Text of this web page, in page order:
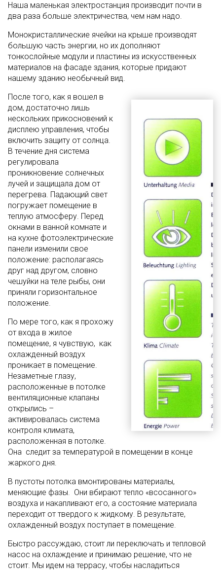
Наша маленькая электростанция производит почти в
два раза больше электричества, чем нам надо.
Монокристаллические ячейки на крыше производят
большую часть энергии, но их дополняют
тонкослойные модули и пластины из искусственных
материалов на фасаде здания, которые придают
нашему зданию необычный вид.
После того, как я вошел в
дом, достаточно лишь
нескольких прикосновений к
дисплею управления, чтобы
включить защиту от солнца.
В течение дня система
регулировала
проникновение солнечных
лучей и защищала дом от
перегрева. Падающий свет
погружает помещение в
теплую атмосферу. Перед
окнами в ванной комнате и
на кухне фотоэлектрические
панели изменили свое
положение: располагаясь
друг над другом, словно
чешуйки на теле рыбы, они
приняли горизонтальное
положение.
По мере того, как я прохожу
от входа в жилое
помещение, я чувствую, как
охлажденный воздух
проникает в помещение.
Незаметные глазу,
расположенные в потолке
вентиляционные клапаны
открылись –
активировалась система
контроля климата,
расположенная в потолке.
Она следит за температурой в помещении в конце
жаркого дня.
В пустоты потолка вмонтированы материалы,
меняющие фазы. Они вбирают тепло «всосанного»
воздуха и накапливают его, а состояние материала
переходит от твердого к жидкому. В результате,
охлажденный воздух поступает в помещение.
Быстро рассуждаю, стоит ли переключать и тепловой
насос на охлаждение и принимаю решение, что не
стоит. Мы идем на террасу, чтобы насладиться